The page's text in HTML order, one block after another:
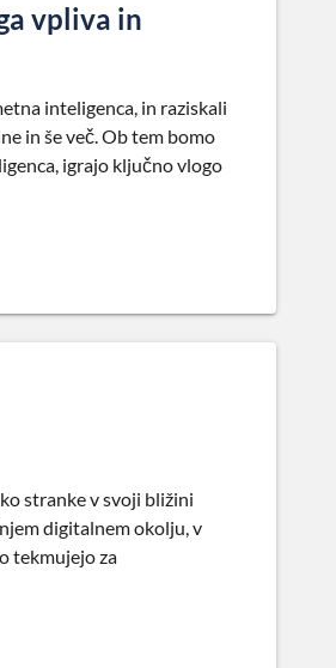
vpliva in
inteligenca, in raziskali
in še več. Ob tem bomo
igrajo ključno vlogo
stranke v svoji bližini
digitalnem okolju, v
tekmujejo za